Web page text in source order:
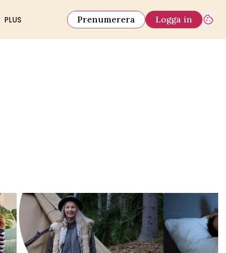
PLUS Prenumerera Logga in